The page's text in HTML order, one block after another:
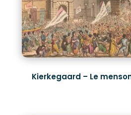
Kierkegaard – Le